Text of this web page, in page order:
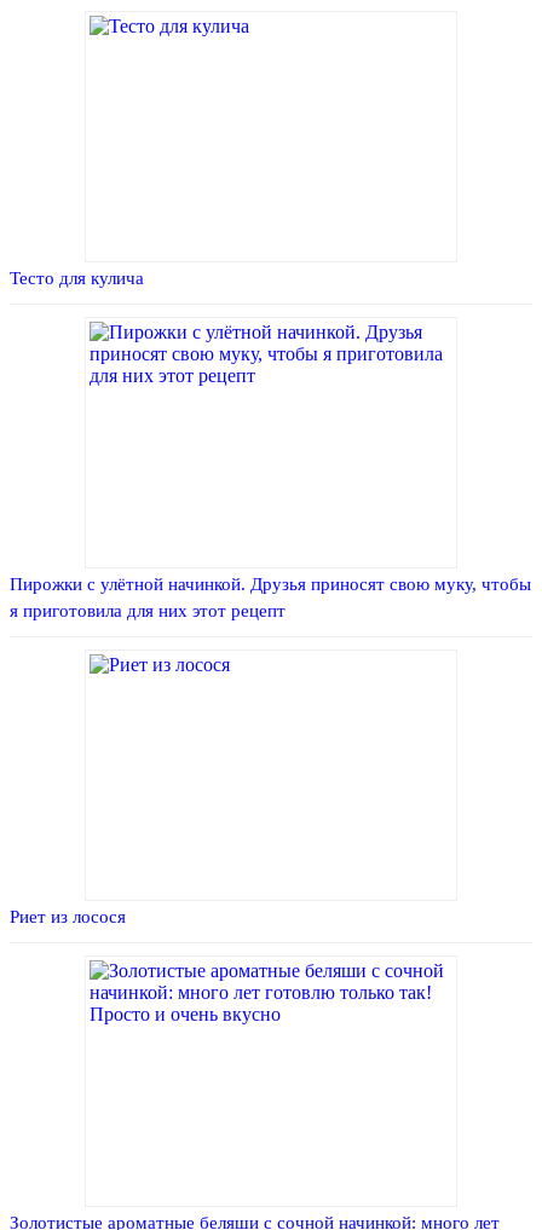
Тесто для кулича
Пирожки с улётной начинкой. Друзья приносят свою муку, чтобы
я приготовила для них этот рецепт
Риет из лосося
Золотистые ароматные беляши с сочной начинкой: много лет